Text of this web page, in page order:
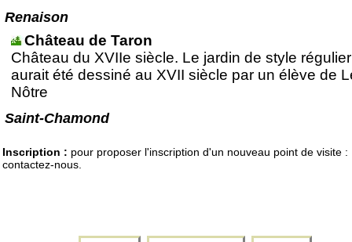
Renaison
Château de Taron
Château du XVIIe siècle. Le jardin de style régulier
aurait été dessiné au XVII siècle par un élève de
Nôtre
Saint-Chamond
Inscription : pour proposer l'inscription d'un nouveau point de visite :
contactez-nous.